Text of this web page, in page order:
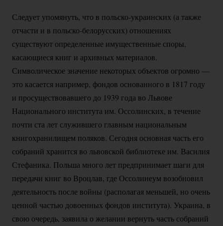
Следует упомянуть, что в польско-украинских (а также
отчасти и в польско-белорусских) отношениях
существуют определенные имущественные споры,
касающиеся книг и архивных материалов.
Символическое значение некоторых объектов огромно —
это касается например, фондов основанного в 1817 году
и просуществовавшего до 1939 года во Львове
Национального института им. Оссолинских, в течение
почти ста лет служившего главным национальным
книгохранилищем поляков. Сегодня основная часть его
собраний хранится во львовской библиотеке им. Василия
Стефаника. Польша много лет предпринимает шаги для
передачи книг во Вроцлав, где Оссолинеум возобновил
деятельность после войны (располагая меньшей, но очень
ценной частью довоенных фондов института). Украина, в
свою очередь, заявила о желании вернуть часть собраний